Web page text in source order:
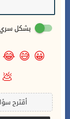
بشكل
😀
😅
😂
💩
أقترح